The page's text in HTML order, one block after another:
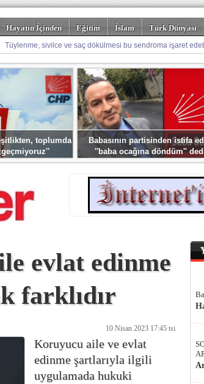
Hayatın İçinden Eğitim İslam Türk Dünyası
Misafir Kalem Foto Galeriler
toplumda
Babasının partisinden istifa
''baba ocağına döndüm''
evlat edinme
farklıdır
10 Nisan 2023 17:45 tsi
Koruyucu aile ve evlat
edinme şartlarıyla ilgili
uygulamada hukuki